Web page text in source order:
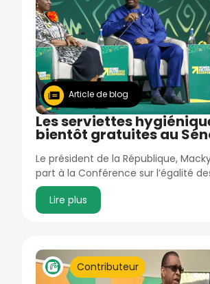
Article de blog
Les serviettes
bientôt gratuites au
Le président de la République,
part à la Conférence sur l’égalité
Lire plus
Contributeur
Image